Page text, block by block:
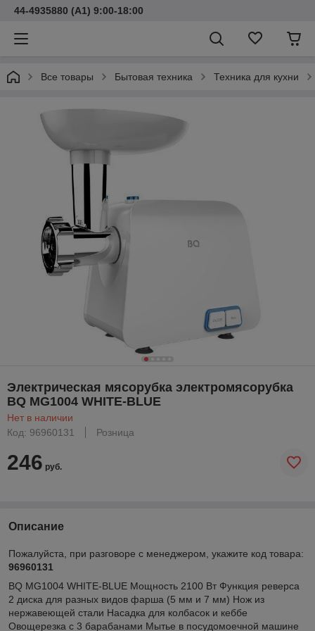
44-4935880 (A1) 9:00-18:00
Все товары Бытовая техника Техника для кухни
Электрическая мясорубка электромясорубка
BQ MG1004 WHITE-BLUE
Нет в наличии
Код: 96960131
Розница
246 руб.
Описание
Пожалуйста, при разговоре с менеджером, укажите код товара:
96960131
BQ MG1004 WHITE-BLUE Мощность 2100 Вт Функция реверса
2 диска для разных видов фарша (5 мм и 7 мм) Нож из
нержавеющей стали Насадка для колбасок и кеббе
Овощерезка с 3 барабанами Мытье в посудомоечной машине